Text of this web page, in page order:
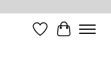
Liste dePanier